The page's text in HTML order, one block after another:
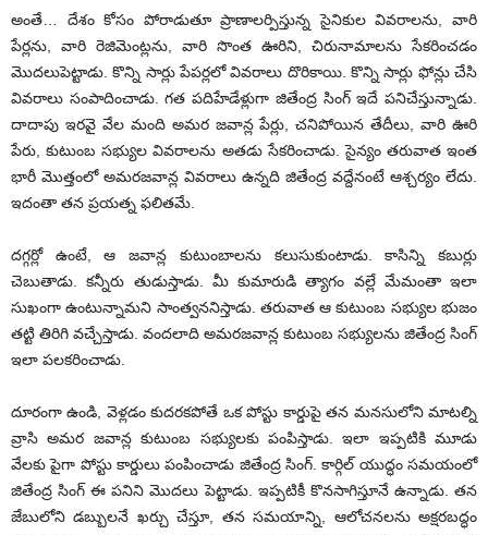
అంతే… దేశం కోసం పోరాడుతూ ప్రాణాలర్పిస్తున్న సైనికుల వివరాలను, వారి
పేర్లను, వారి రెజిమెంట్లను, వారి సొంత ఊరిని, చిరునామాలను సేకరించడం
మొదలుపెట్టాడు. కొన్ని సార్లు పేపర్లలో వివరాలు దొరికాయి. కొన్ని సార్లు ఫోన్లు చేసి
వివరాలు సంపాదించాడు. గత పదిహేడేళ్లుగా జితేంద్ర సింగ్‌ ఇదే పనిచేస్తున్నాడు.
దాదాపు ఇరవై వేల మంది అమర జవాన్ల పేర్లు, చనిపోయిన తేదీలు, వారి ఊరి
పేరు, కుటుంబ సభ్యుల వివరాలను అతడు సేకరించాడు. సైన్యం తరువాత ఇంత
భారీ మొత్తంలో అమరజవాన్ల వివరాలు ఉన్నది జితేంద్ర వద్దేనంటే ఆశ్చర్యం లేదు.
ఇదంతా తన ప్రయత్న ఫలితమే.
దగ్గర్లో ఉంటే, ఆ జవాన్ల కుటుంబాలను కలుసుకుంటాడు. కాసిన్ని కబుర్లు
చెబుతాడు. కన్నీరు తుడుస్తాడు. మీ కుమారుడి త్యాగం వల్లే మేమంతా ఇలా
సుఖంగా ఉంటున్నామని సాంత్వననిస్తాడు. తరువాత ఆ కుటుంబ సభ్యుల భుజం
తట్టి తిరిగి వచ్చేస్తాడు. వందలాది అమరజవాన్ల కుటుంబ సభ్యులను జితేంద్ర సింగ్‌
ఇలా పలకరించాడు.
దూరంగా ఉండి, వెళ్లడం కుదరకపోతే ఒక పోస్టు కార్డుపై తన మనసులోని మాటల్ని
వ్రాసి అమర జవాన్ల కుటుంబ సభ్యులకు పంపిస్తాడు. ఇలా ఇప్పటికి మూడు
వేలకు పైగా పోస్టు కార్డులు పంపించాడు జితేంద్ర సింగ్‌. కార్గిల్‌ యుద్ధం సమయంలో
జితేంద్ర సింగ్‌ ఈ పనిని మొదలు పెట్టాడు. ఇప్పటికీ కొనసాగిస్తూనే ఉన్నాడు. తన
జేబులోని డబ్బులనే ఖర్చు చేస్తూ, తన సమయాన్ని, ఆలోచనలను అక్షరబద్ధం